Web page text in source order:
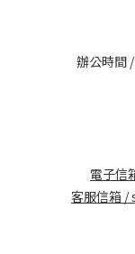
辦公時間
電子信
客服信箱 /